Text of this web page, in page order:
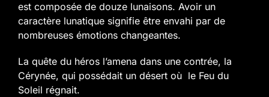
est composée de douze lunaisons. Avoir un
caractère lunatique signifie être envahi par de
nombreuses émotions changeantes.
La quête du héros l’amena dans une contrée, la
Cérynée, qui possédait un désert où le Feu du
Soleil régnait.